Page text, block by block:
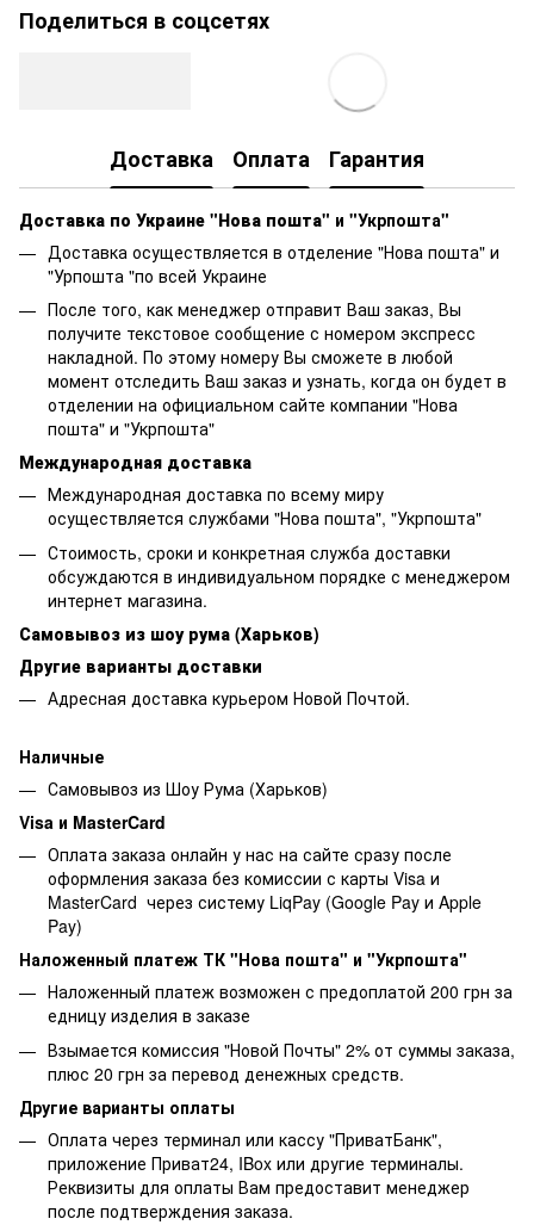
Поделиться в соцсетях
Доставка Оплата Гарантия
Доставка по Украине "Нова пошта" и "Укрпошта"
Доставка осуществляется в отделение "Нова пошта" и
"Урпошта "по всей Украине
После того, как менеджер отправит Ваш заказ, Вы
получите текстовое сообщение с номером экспресс
накладной. По этому номеру Вы сможете в любой
момент отследить Ваш заказ и узнать, когда он будет в
отделении на официальном сайте компании "Нова
пошта" и "Укрпошта"
Международная доставка
Международная доставка по всему миру
осуществляется службами "Нова пошта", "Укрпошта"
Стоимость, сроки и конкретная служба доставки
обсуждаются в индивидуальном порядке с менеджером
интернет магазина.
Самовывоз из шоу рума (Харьков)
Другие варианты доставки
Адресная доставка курьером Новой Почтой.
Наличные
Самовывоз из Шоу Рума (Харьков)
Visa и MasterCard
Оплата заказа онлайн у нас на сайте сразу после
оформления заказа без комиссии с карты Visa и
MasterCard через систему LiqPay (Google Pay и Apple
Pay)
Наложенный платеж ТК "Нова пошта" и "Укрпошта"
Наложенный платеж возможен с предоплатой 200 грн за
едницу изделия в заказе
Взымается комиссия "Новой Почты" 2% от суммы заказа,
плюс 20 грн за перевод денежных средств.
Другие варианты оплаты
Оплата через терминал или кассу "ПриватБанк",
приложение Приват24, IBox или другие терминалы.
Реквизиты для оплаты Вам предоставит менеджер
после подтверждения заказа.